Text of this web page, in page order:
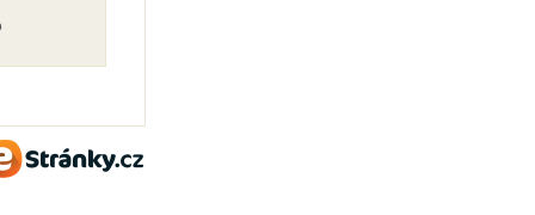
eStránky.cz